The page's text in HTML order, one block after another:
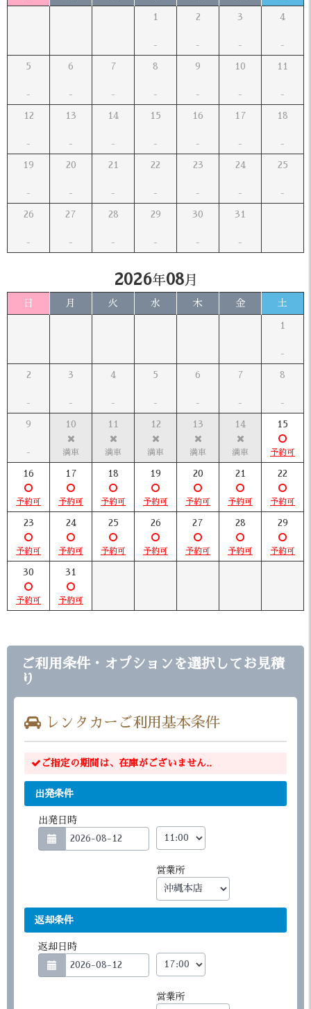
1 2 3 4
5 6 7 8 9 10 11
12 13 14 15 16 17 18
19 20 21 22 23 24 25
26 27 28 29 30 31
2026年08月
日 月 火 水 木 金 土
1
2 3 4 5 6 7 8
9 10 11 12 13 14 15
16 17 18 19 20 21 22
23 24 25 26 27 28 29
30 31
ご利用条件・オプションを選択してお見積
り
レンタカーご利用基本条件
ご指定の期間は、在庫がございません..
出発条件
出発日時
営業所
返却条件
返却日時
営業所